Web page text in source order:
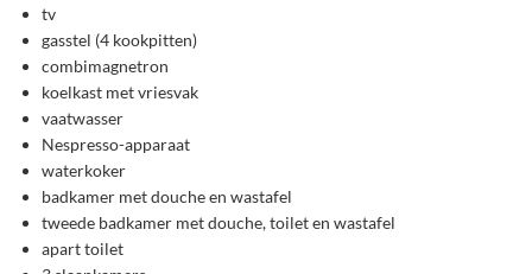
tv
gasstel (4 kookpitten)
combimagnetron
koelkast met vriesvak
vaatwasser
Nespresso-apparaat
waterkoker
badkamer met douche en wastafel
tweede badkamer met douche, toilet en wastafel
apart toilet